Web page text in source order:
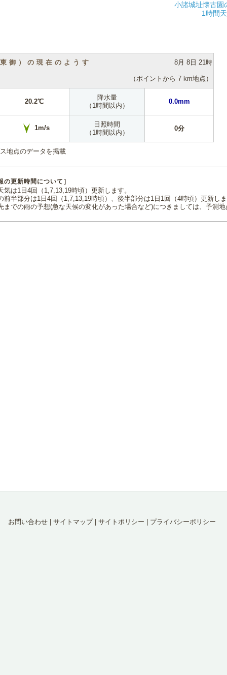
小諸城址懐古園
1時間
御）の現在のようす 8月 8日 21時
（ポイントから 7 km地点）
20.2℃
降水量
（1時間以内）
0.0mm
1m/s
日照時間
（1時間以内）
0分
地点のデータを掲載
の更新時間について］
気は1日4回（1,7,13,19時頃）更新します。
前半部分は1日4回（1,7,13,19時頃）、後半部分は1日1回（4時頃）更新しま
までの雨の予想(急な天候の変化があった場合など)につきましては、予測地
お問い合わせ サイトマップ| サイトポリシー
プライバシーポリシー